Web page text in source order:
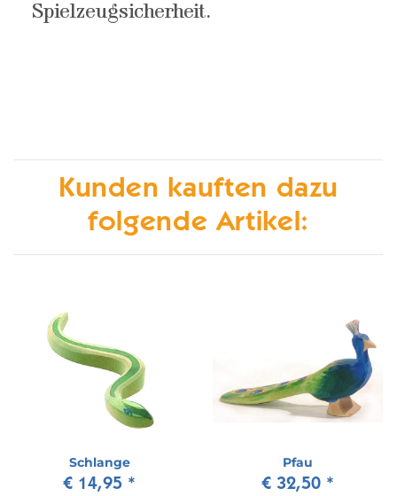
Spielzeugsicherheit.
Kunden kauften dazu
folgende Artikel:
Schlange
€ 14,95 *
Pfau
€ 32,50 *